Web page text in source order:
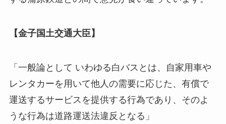
【金子国土交通大臣】
「一般論として いわゆる白バスとは、自家用車や
レンタカーを用いて他人の需要に応じた、有償で
運送するサービスを提供する行為であり、そのよ
うな行為は道路運送法違反となる」